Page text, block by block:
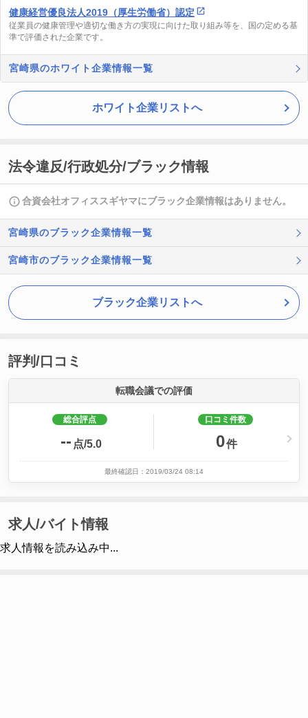
健康経営優良法人2019（厚生労働省）認定
従業員の健康管理や適切な働き方の実現に向けた取り組み等を、国の定める基
準で評価された企業です。
宮崎県のホワイト企業情報一覧
ホワイト企業リストへ
法令違反/行政処分/ブラック情報
合資会社オフィススギヤマにブラック企業情報はありません。
宮崎県のブラック企業情報一覧
宮崎市のブラック企業情報一覧
ブラック企業リストへ
評判/口コミ
転職会議での評価
総合評点
-- 点/5.0
口コミ件数
0件
最終確認日：2019/03/24 08:14
求人/バイト情報
求人情報を読み込み中...